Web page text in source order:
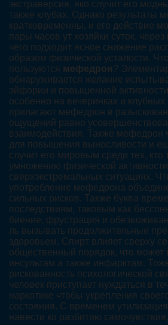
экстраверсия, яко случит его
также клубах. Однако результаты
кратковременны, и его действие
пары часов ут хозяйки суток,
чего подходит ясное снижение
образом физической усталости.
пользуются мефедрон?
обнаруживается желание
эйфории и повышенной
особенно на вечеринках и клубных
прилагают мефедрон в
ощущений равно
взаимодействия. Также мефедрон
для повышения выносливости и
случит его мировым среди тех, кто
умножению физической
сверхэкстремальных ситуациях.
употребление мефедрона
сильных рисков. Также буква
последствиям, таковым как
биение, фрустрация и
ль вызывать продолжительные
здоровьем. Спирт влияет сверху
общественный порядок, что может
инсультам а также инфарктам.
рискованность психологической
человек приступает нуждаться в
наркотике чтобы укрепления
состояния. С временем
навести ко разбитию